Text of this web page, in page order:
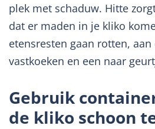
plek met schaduw. Hitte
dat er maden in je kliko
etensresten gaan rotten,
vastkoeken en een naar
Gebruik
de kliko schoon